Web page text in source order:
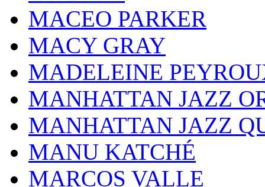
MACEO PARKER
MACY GRAY
MADELEINE
MANHATTAN JAZZ
MANHATTAN JAZZ
MANU KATCHÉ
MARCOS VALLE